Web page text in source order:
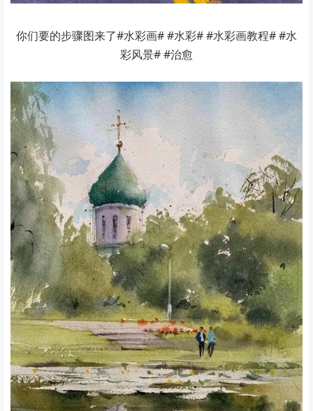
你们要的步骤图来了#水彩画# #水彩# #水彩画教程# #水
彩风景# #治愈